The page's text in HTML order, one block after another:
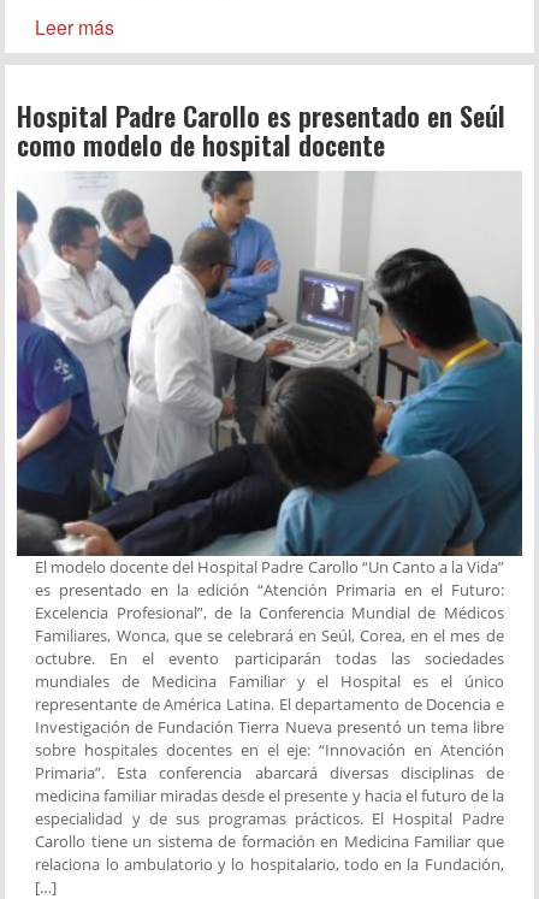
Leer más
Hospital Padre Carollo es presentado en Seúl
como modelo de hospital docente
El modelo docente del Hospital Padre Carollo “Un Canto a la Vida”
es presentado en la edición “Atención Primaria en el Futuro:
Excelencia Profesional”, de la Conferencia Mundial de Médicos
Familiares, Wonca, que se celebrará en Seúl, Corea, en el mes de
octubre. En el evento participarán todas las sociedades
mundiales de Medicina Familiar y el Hospital es el único
representante de América Latina. El departamento de Docencia e
Investigación de Fundación Tierra Nueva presentó un tema libre
sobre hospitales docentes en el eje: “Innovación en Atención
Primaria”. Esta conferencia abarcará diversas disciplinas de
medicina familiar miradas desde el presente y hacia el futuro de la
especialidad y de sus programas prácticos. El Hospital Padre
Carollo tiene un sistema de formación en Medicina Familiar que
relaciona lo ambulatorio y lo hospitalario, todo en la Fundación,
[…]